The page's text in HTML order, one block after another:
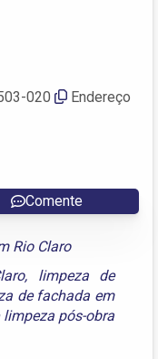
020
Endereço
Comente
Rio Claro
, limpeza de
de fachada em
limpeza pós-obra